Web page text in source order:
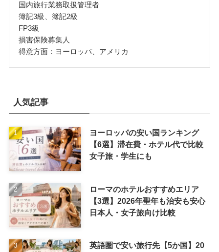
国内旅行業務取扱管理者
簿記3級、簿記2級
FP3級
損害保険募集人
得意方面：ヨーロッパ、アメリカ
人気記事
ヨーロッパの安い国ランキング
【6選】滞在費・ホテル代で比較
女子旅・学生にも
ローマのホテルおすすめエリア
【3選】2026年聖年も治安も安心
日本人・女子旅向け比較
英語圏で安い旅行先【5か国】20